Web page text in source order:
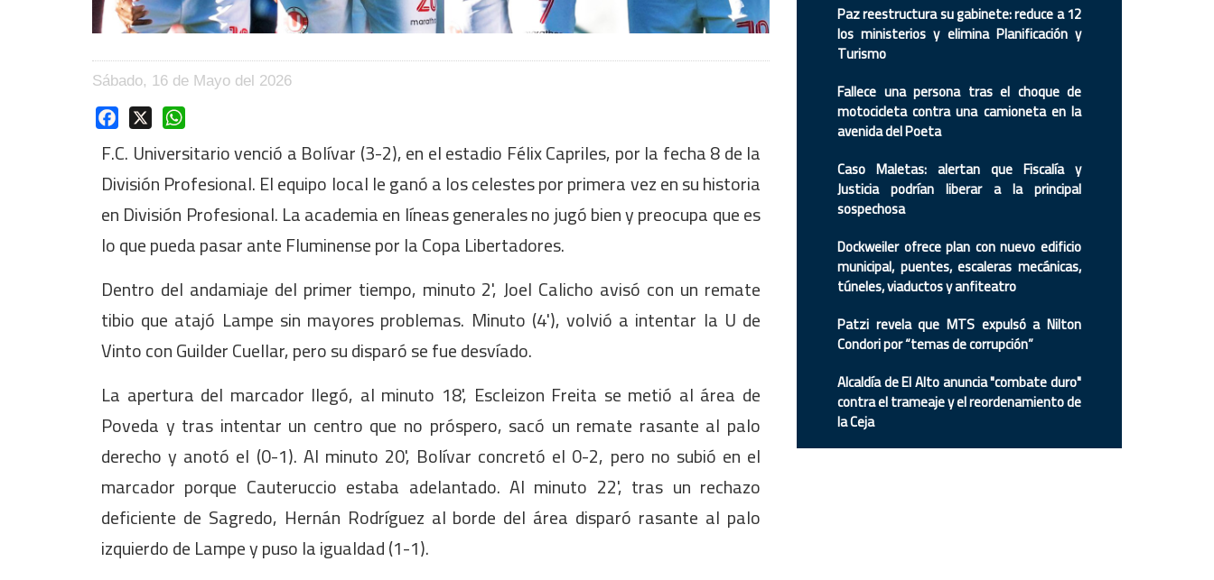
Sábado, 16 de Mayo del 2026
Facebook
F.C. Universitario venció a Bolívar (3-2), en el estadio Félix Capriles, por la fecha 8 de la
División Profesional. El equipo local le ganó a los celestes por primera vez en su historia
en División Profesional. La academia en líneas generales no jugó bien y preocupa que es
lo que pueda pasar ante Fluminense por la Copa Libertadores.
Dentro del andamiaje del primer tiempo, minuto 2', Joel Calicho avisó con un remate
tibio que atajó Lampe sin mayores problemas. Minuto (4'), volvió a intentar la U de
Vinto con Guilder Cuellar, pero su disparó se fue desvíado.
La apertura del marcador llegó, al minuto 18', Escleizon Freita se metió al área de
Poveda y tras intentar un centro que no próspero, sacó un remate rasante al palo
derecho y anotó el (0-1). Al minuto 20', Bolívar concretó el 0-2, pero no subió en el
marcador porque Cauteruccio estaba adelantado. Al minuto 22', tras un rechazo
deficiente de Sagredo, Hernán Rodríguez al borde del área disparó rasante al palo
izquierdo de Lampe y puso la igualdad (1-1).
Paz reestructura su gabinete: reduce a 12
los ministerios y elimina Planificación y
Turismo
Fallece una persona tras el choque de
motocicleta contra una camioneta en la
avenida del Poeta
Caso Maletas: alertan que Fiscalía y
Justicia podrían liberar a la principal
sospechosa
Dockweiler ofrece plan con nuevo edificio
municipal, puentes, escaleras mecánicas,
túneles, viaductos y anfiteatro
Patzi revela que MTS expulsó a Nilton
Condori por “temas de corrupción”
Alcaldía de El Alto anuncia "combate duro"
contra el trameaje y el reordenamiento de
la Ceja